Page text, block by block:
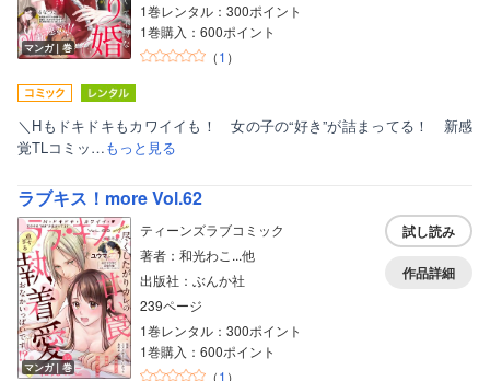
マンガ｜巻
1巻レンタル：300ポイント
1巻購入：600ポイント
（1 ）
＼Hもドキドキもカワイイも！ 女の子の“好き”が詰まってる！ 新感
覚TLコミッ…もっと見る
ラブキス！more Vol.62
マンガ｜巻
ティーンズラブコミック
著者：和光わこ...他
出版社：ぶんか社
239ページ
1巻レンタル：300ポイント
1巻購入：600ポイント
（1 ）
試し読み
作品詳細